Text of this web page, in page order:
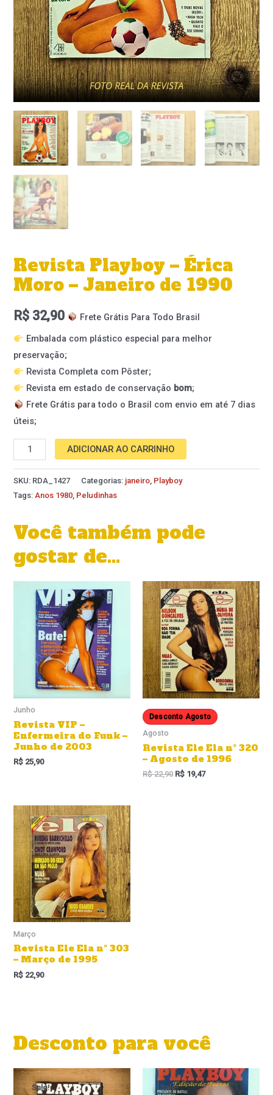
Revista Playboy – Érica
Moro – Janeiro de 1990
R$ 32,90
Frete Grátis Para Todo Brasil
Embalada com plástico especial para melhor
preservação;
Revista Completa com Pôster;
Revista em estado de conservação bom;
Frete Grátis para todo o Brasil com envio em até 7 dias
úteis;
ADICIONAR AO CARRINHO
SKU: RDA_1427 Categorias: janeiro Playboy
Tags: Anos 1980 Peludinhas
Você também pode
gostar de…
Junho
Revista VIP –
Enfermeira do Funk –
Junho de 2003
R$ 25,90
Desconto Agosto
Agosto
Revista Ele Ela nº 320
– Agosto de 1996
R$22,90 R$ 19,47
Março
Revista Ele Ela nº 303
– Março de 1995
R$ 22,90
Desconto para você
Sale!
Sale!
preço
O
preço
Sale!
Sale!
O
preço
O
preço